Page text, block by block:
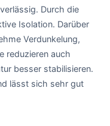
Durch die
Isolation. Darüber
Verdunkelung,
reduzieren auch
besser stabilisieren.
lässt sich sehr gut